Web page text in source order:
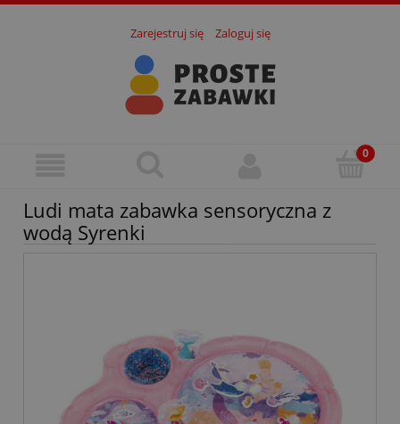
Zarejestruj się Zaloguj się
Ludi mata zabawka sensoryczna z
wodą Syrenki